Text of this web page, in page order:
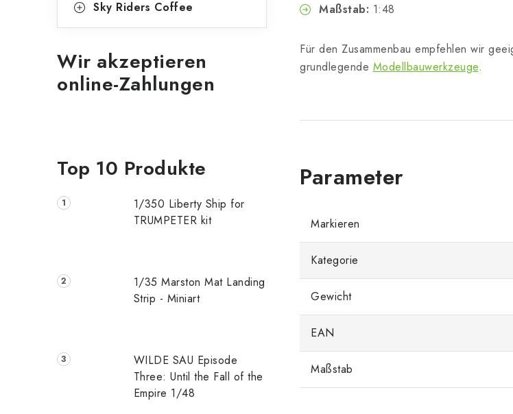
Sky Riders Coffee
Wir akzeptieren
online-Zahlungen
Top 10 Produkte
1/350 Liberty Ship for
TRUMPETER kit
1/35 Marston Mat Landing
Strip - Miniart
WILDE SAU Episode
Three: Until the Fall of the
Empire 1/48
Maßstab: 1:48
Für den Zusammenbau empfehlen wir
grundlegende Modellbauwerkzeuge.
Markieren
Kategorie
Gewicht
EAN
Maßstab